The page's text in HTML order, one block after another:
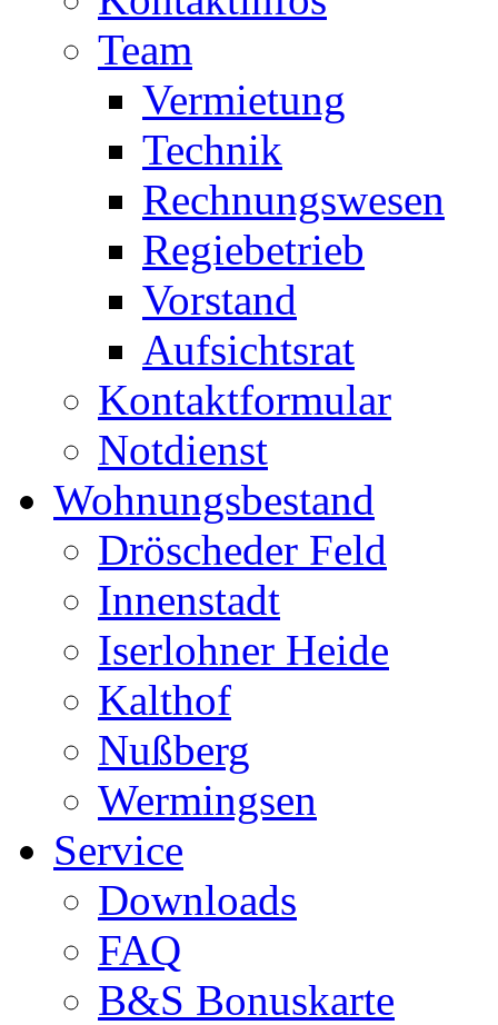
Team
Vermietung
Technik
Rechnungswesen
Regiebetrieb
Vorstand
Aufsichtsrat
Kontaktformular
Notdienst
Wohnungsbestand
Dröscheder Feld
Innenstadt
Iserlohner Heide
Kalthof
Nußberg
Wermingsen
Service
Downloads
FAQ
B&S Bonuskarte